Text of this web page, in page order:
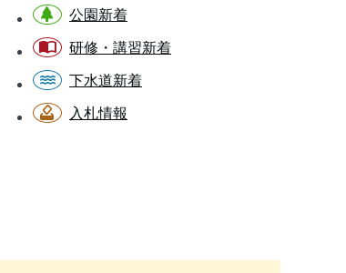
公園新着
研修・講習新着
下水道新着
入札情報